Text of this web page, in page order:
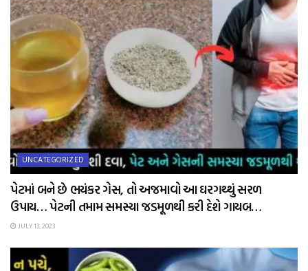
UNCATEGORIZED
પેટમાં બને છે ભયંકર ગેસ, તો અજમાવો આ ઘરગથ્થું સરળ
ઉપાય… પેટની તમામ સમસ્યા જડમૂળથી કરી દેશે ગાયબ…
JULY 13, 2023